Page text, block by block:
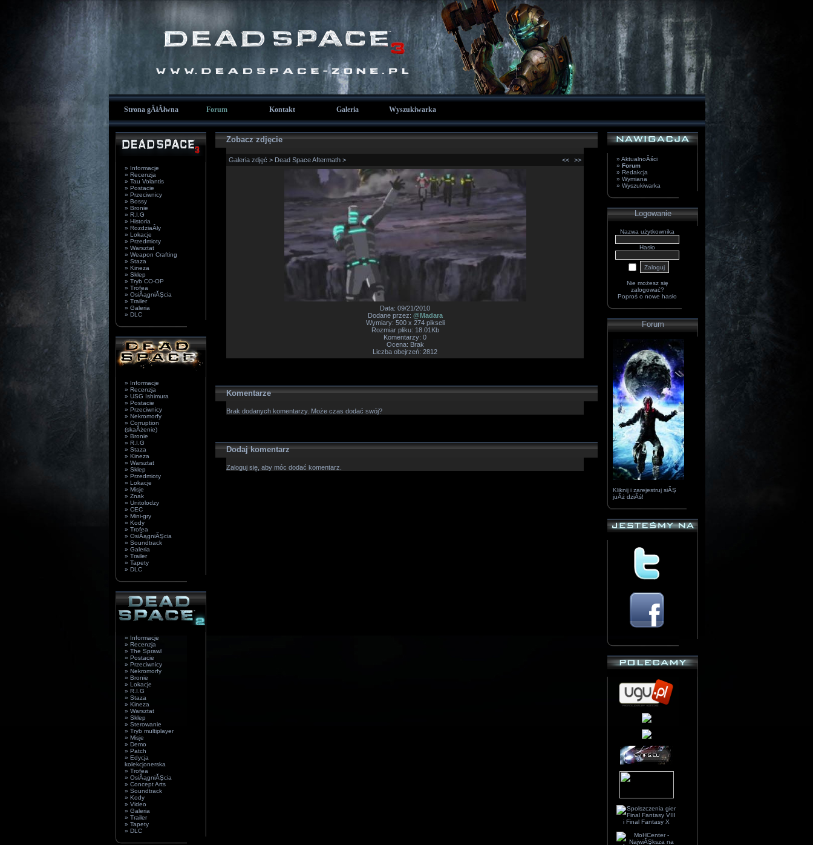
Strona gÂłĂłwna Forum Kontakt Galeria Wyszukiwarka
» Informacje
» Recenzja
» Tau Volantis
» Postacie
» Przeciwnicy
» Bossy
» Bronie
» R.I.G
» Historia
» RozdziaÂły
» Lokacje
» Przedmioty
» Warsztat
» Weapon Crafting
» Staza
» Kineza
» Sklep
» Tryb CO-OP
» Trofea
» OsiÂągniĂŞcia
» Trailer
» Galeria
» DLC
» Informacje
» Recenzja
» USG Ishimura
» Postacie
» Przeciwnicy
» Nekromorfy
» Corruption
(skaÂżenie)
» Bronie
» R.I.G
» Staza
» Kineza
» Warsztat
» Sklep
» Przedmioty
» Lokacje
» Misje
» Znak
» Unitolodzy
» CEC
» Mini-gry
» Kody
» Trofea
» OsiÂągniĂŞcia
» Soundtrack
» Galeria
» Trailer
» Tapety
» DLC
» Informacje
» Recenzja
» The Sprawl
» Postacie
» Przeciwnicy
» Nekromorfy
» Bronie
» Lokacje
» R.I.G
» Staza
» Kineza
» Warsztat
» Sklep
» Sterowanie
» Tryb multiplayer
» Misje
» Demo
» Patch
» Edycja
kolekcjonerska
» Trofea
» OsiÂągniĂŞcia
» Concept Arts
» Soundtrack
» Kody
» Video
» Galeria
» Trailer
» Tapety
» DLC
Zobacz zdjęcie
Galeria zdjęć > Dead Space Aftermath > << >>
Data: 09/21/2010
Dodane przez: @Madara
Wymiary: 500 x 274 pikseli
Rozmiar pliku: 18.01Kb
Komentarzy: 0
Ocena: Brak
Liczba obejrzeń: 2812
Komentarze
Brak dodanych komentarzy. Może czas dodać swój?
Dodaj komentarz
Zaloguj się, aby móc dodać komentarz.
» AktualnoÂści
» Forum
» Redakcja
» Wymiana
» Wyszukiwarka
Logowanie
Nazwa użytkownika
Hasło
Nie możesz się
zalogować?
Poproś o nowe hasło
Forum
Kliknij i zarejestruj siĂŞ
juÂż dziÂś!